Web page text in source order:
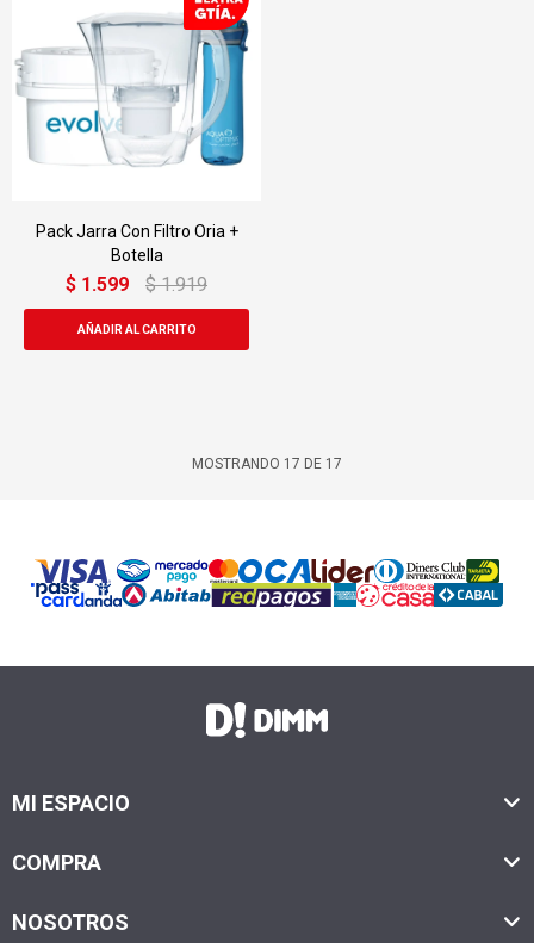
Pack Jarra Con Filtro Oria +
Botella
$ 1.599 $ 1.919
MOSTRANDO 17 DE 17
MI ESPACIO
COMPRA
NOSOTROS